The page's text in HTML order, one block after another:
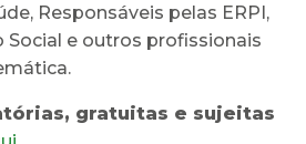
Responsáveis pelas ERPI,
Social e outros profissionais
gratuitas e sujeitas